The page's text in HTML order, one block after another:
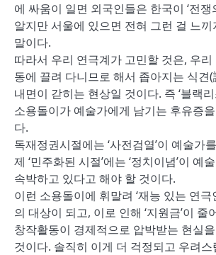
에 싸움이 일면 외국인들은 한국이 ‘전쟁
알지만 서울에 있으면 전혀 그런 걸 느
말이다.
따라서 우리 연극계가 고민할 것은, 우
동에 끌려 다니므로 해서 좁아지는 식견
내면이 갇히는 현상일 것이다. 즉 ‘블랙리
소용돌이가 예술가에게 남기는 후유증
다.
독재정권시절에는 ‘사전검열’이 예술가
제 ‘민주화된 시절’에는 ‘정치이념’이 예
속박하고 있다고 해야 할 것이다.
이런 소용돌이에 휘말려 ‘재능 있는 연극
의 대상이 되고, 이로 인해 ‘지원금’이 줄
창작활동이 경제적으로 압박받는 현실
것이다. 솔직히 이게 더 걱정되고 우려